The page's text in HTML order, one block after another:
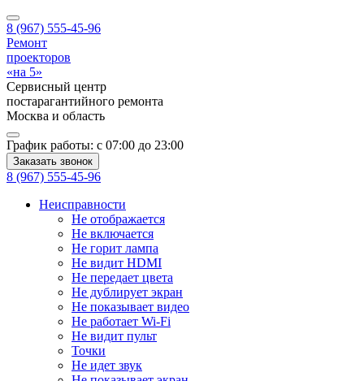
8 (967) 555-45-96
Ремонт
проекторов
«на 5»
Сервисный центр
постарагантийного ремонта
Москва и область
График работы: с 07:00 до 23:00
Заказать звонок
8 (967) 555-45-96
Неисправности
Не отображается
Не включается
Не горит лампа
Не видит HDMI
Не передает цвета
Не дублирует экран
Не показывает видео
Не работает Wi-Fi
Не видит пульт
Точки
Не идет звук